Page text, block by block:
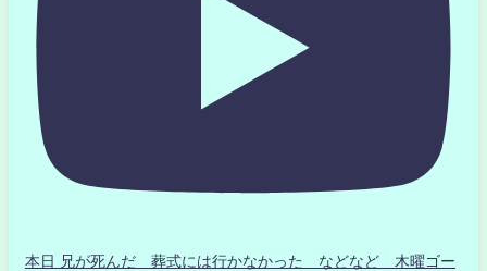
本日 兄が死んだ 葬式には行かなかった などなど 木曜ゴー